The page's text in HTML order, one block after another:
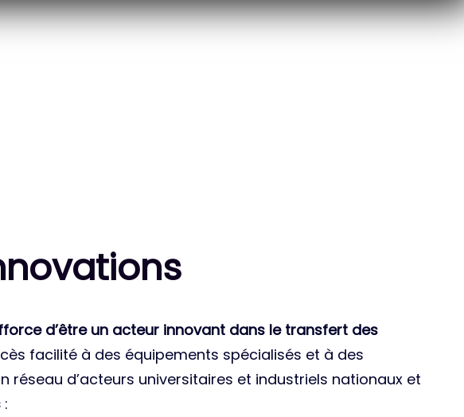
s
d’être un acteur innovant dans le transfert des
facilité à des équipements spécialisés et à des
réseau d’acteurs universitaires et industriels nationaux et
: